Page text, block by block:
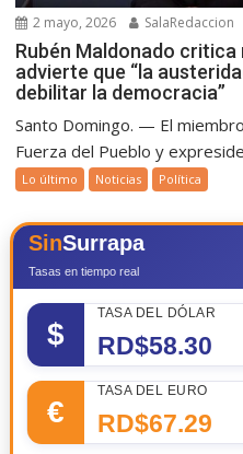
2 mayo, 2026 SalaRedaccion
Rubén Maldonado critica
advierte que “la
debilitar la democracia”
Santo Domingo. — El
Fuerza del Pueblo y
Lo último Noticias Política
SinSurrapa
Tasas en tiempo real
$
TASA DEL DÓLAR
RD$58.30
€
TASA DEL EURO
RD$67.29